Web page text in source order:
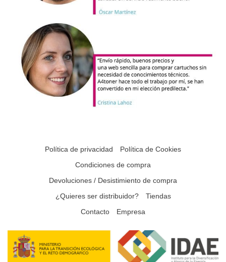
Política de privacidad
Política de Cookies
Condiciones de compra
Devoluciones / Desistimiento de compra
¿Quieres ser distribuidor?
Tiendas
Contacto
Empresa